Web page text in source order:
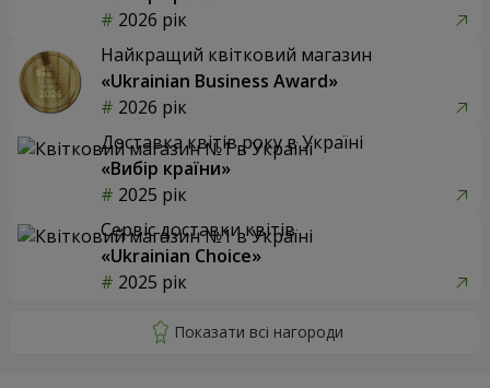
2026 рік
Найкращий квітковий магазин
«Ukrainian Business Award»
2026 рік
Доставка квітів року в Україні
«Вибір країни»
2025 рік
Сервіс доставки квітів
«Ukrainian Choice»
2025 рік